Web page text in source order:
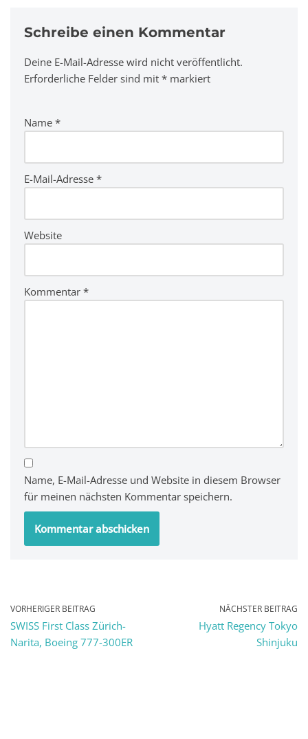
Schreibe einen Kommentar
Deine E-Mail-Adresse wird nicht veröffentlicht.
Erforderliche Felder sind mit * markiert
Name *
E-Mail-Adresse *
Website
Kommentar *
Name, E-Mail-Adresse und Website in diesem Browser
für meinen nächsten Kommentar speichern.
A
lt
n
ti
v
VORHERIGER BEITRAG
SWISS First Class Zürich-
Narita, Boeing 777-300ER
NÄCHSTER BEITRAG
Hyatt Regency Tokyo
Shinjuku